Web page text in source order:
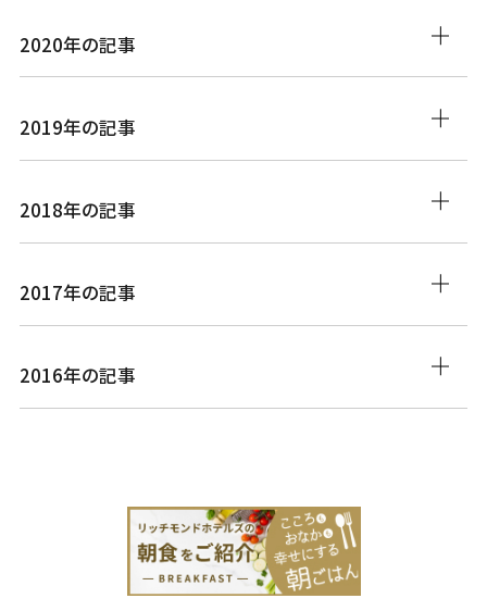
2020年の記事
2019年の記事
2018年の記事
2017年の記事
2016年の記事